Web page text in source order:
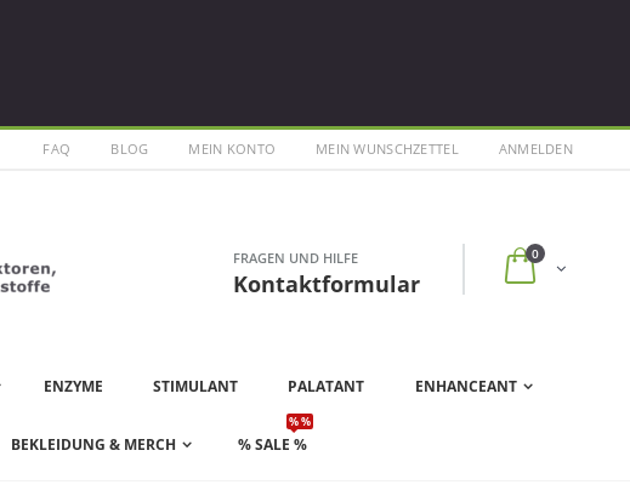
FAQ BLOG MEIN KONTO MEIN WUNSCHZETTEL ANMELDEN
FRAGEN UND HILFE
Kontaktformular
0
ENZYME STIMULANT PALATANT ENHANCEANT
BEKLEIDUNG & MERCH % SALE %
% %